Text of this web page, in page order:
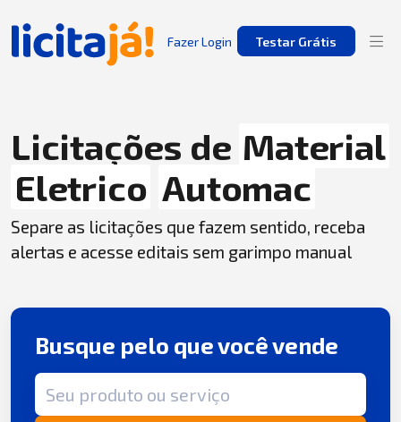
Fazer Login Testar Grátis
Licitações de Material
Eletrico Automac
Separe as licitações que fazem sentido, receba
alertas e acesse editais sem garimpo manual
Busque pelo que você vende
Termo de busca